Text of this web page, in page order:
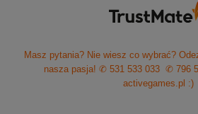
Masz pytania? Nie wiesz co wybrać?
nasza pasja! ✆ 531 533 033 ✆ 796
activegames.pl :)